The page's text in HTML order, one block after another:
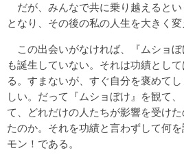
だが、みんなで共に乗り越えると
となり、その後の私の人生を大きく変
この出会いがなければ、『ムショぼ
も誕生していない。それは功績とし
る。すまないが、すぐ自分を褒めて
しい。だって『ムショぼけ』を観て
て、どれだけの人たちが影響を受け
たのか。それを功績と言わずして何
モン！である。